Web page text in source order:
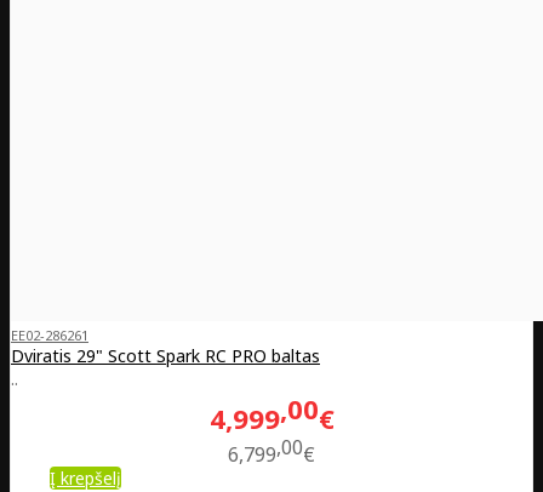
EE02-286261
Dviratis 29" Scott Spark RC PRO baltas
..
4,999 00€
6,799 00€
Į krepšelį